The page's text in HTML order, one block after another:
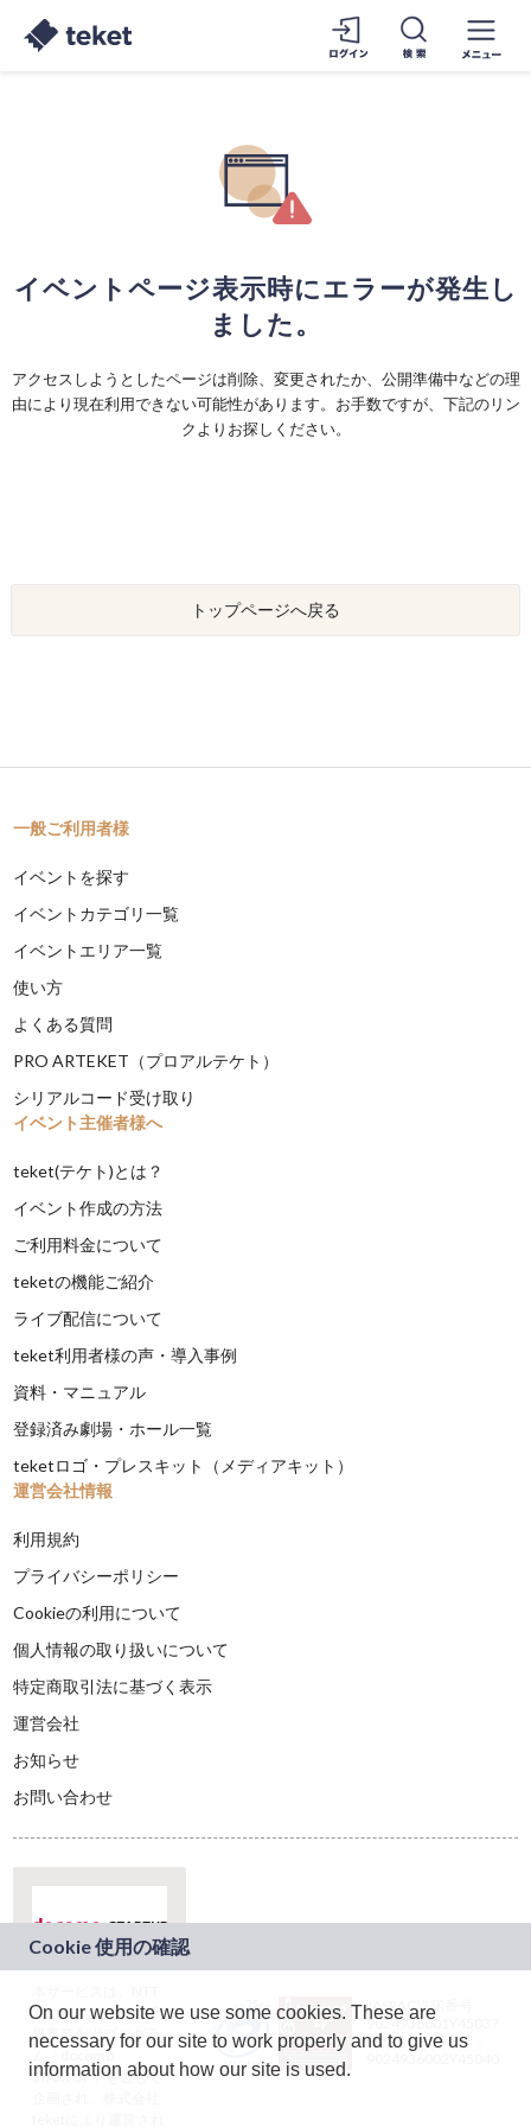
イベントページ表示時にエラーが発生し
ました。
アクセスしようとしたページは削除、変更されたか、公開準備中などの理
由により現在利用できない可能性があります。お手数ですが、下記のリン
クよりお探しください。
トップページへ戻る
一般ご利用者様
イベントを探す
イベントカテゴリ一覧
イベントエリア一覧
使い方
よくある質問
PRO ARTEKET（プロアルテケト）
シリアルコード受け取り
イベント主催者様へ
teket(テケト)とは？
イベント作成の方法
ご利用料金について
teketの機能ご紹介
ライブ配信について
teket利用者様の声・導入事例
資料・マニュアル
登録済み劇場・ホール一覧
teketロゴ・プレスキット（メディアキット）
運営会社情報
利用規約
プライバシーポリシー
Cookieの利用について
個人情報の取り扱いについて
特定商取引法に基づく表示
運営会社
お知らせ
お問い合わせ
ドコモグループの新
規事業創出プログラ
ム「docomo
STARTUP」を通じて
JASRAC許諾番号：
9024936001Y45037
JASRAC許諾番号：
On our website we use some cookies. These are
necessary for our site to work properly and to give us
information about how our site is used.